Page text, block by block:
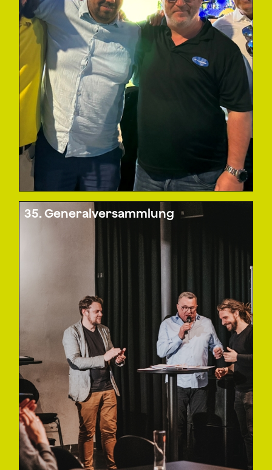
35. Generalversammlung